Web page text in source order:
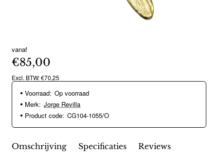
vanaf
€85,00
Excl. BTW: €70,25
Voorraad: Op voorraad
Merk: Jorge Revilla
Product code: CG104-1055/O
Omschrijving Specificaties Reviews